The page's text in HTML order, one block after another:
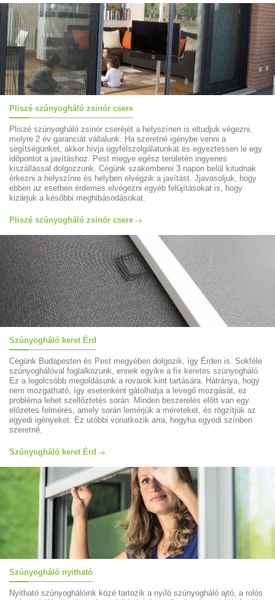
Pliszé szúnyogháló zsinór csere
Pliszé szúnyogháló zsinór cseréjét a helyszínen is eltudjuk végezni,
melyre 2 év garanciát vállalunk. Ha szeretné igénybe venni a
segítségünket, akkor hívja ügyfélszolgálatunkat és egyeztessen le egy
időpontot a javításhoz. Pest megye egész területén ingyenes
kiszállással dolgozzunk. Cégünk szakemberei 3 napon belül kitudnak
érkezni a helyszínre és helyben elvégzik a javítást. Jjavasoljuk, hogy
ebben az esetben érdemes elvégezni egyéb felújításokat is, hogy
kizárjuk a későbbi meghibásodásokat.
Pliszé szúnyogháló zsinór csere
Szúnyogháló keret Érd
Cégünk Budapesten és Pest megyében dolgozik, így Érden is. Sokféle
szúnyoghálóval foglalkozunk, ennek egyike a fix keretes szúnyogháló.
Ez a legolcsóbb megoldásunk a rovarok kint tartására. Hátránya, hogy
nem mozgatható, így esetenként gátolhatja a levegő mozgását, ez
probléma lehet szellőztetés során. Minden beszerelés előtt van egy
előzetes felmérés, amely során lemérjük a méreteket, és rögzítjük az
egyedi igényeket. Ez utóbbi vonatkozik arra, hogyha egyedi színben
szeretné.
Szúnyogháló keret Érd
Szúnyogháló nyitható
Nyitható szúnyoghálóink közé tartozik a nyíló szúnyogháló ajtó, a rolós